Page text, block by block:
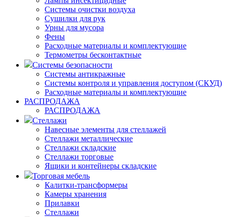
Системы очистки воздуха
Сушилки для рук
Урны для мусора
Фены
Расходные материалы и комплектующие
Термометры бесконтактные
Системы безопасности
Системы антикражные
Системы контроля и управления доступом (СКУД)
Расходные материалы и комплектующие
РАСПРОДАЖА
РАСПРОДАЖА
Стеллажи
Навесные элементы для стеллажей
Стеллажи металлические
Стеллажи складские
Стеллажи торговые
Ящики и контейнеры складские
Торговая мебель
Калитки-трансформеры
Камеры хранения
Прилавки
Стеллажи